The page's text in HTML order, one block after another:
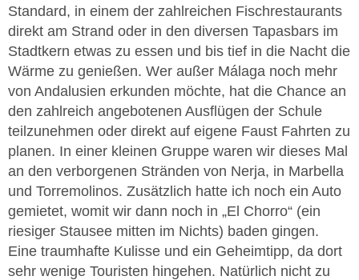
Standard, in einem der zahlreichen Fischrestaurants
direkt am Strand oder in den diversen Tapasbars im
Stadtkern etwas zu essen und bis tief in die Nacht die
Wärme zu genießen. Wer außer Málaga noch mehr
von Andalusien erkunden möchte, hat die Chance an
den zahlreich angebotenen Ausflügen der Schule
teilzunehmen oder direkt auf eigene Faust Fahrten zu
planen. In einer kleinen Gruppe waren wir dieses Mal
an den verborgenen Stränden von Nerja, in Marbella
und Torremolinos. Zusätzlich hatte ich noch ein Auto
gemietet, womit wir dann noch in „El Chorro“ (ein
riesiger Stausee mitten im Nichts) baden gingen.
Eine traumhafte Kulisse und ein Geheimtipp, da dort
sehr wenige Touristen hingehen. Natürlich nicht zu